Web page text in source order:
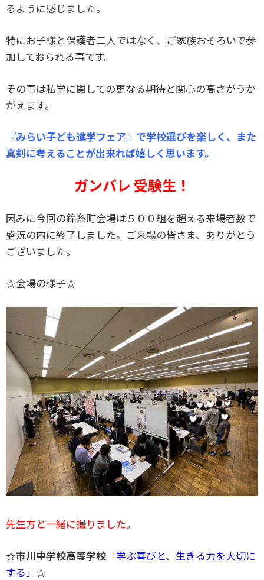
るように感じました。
特にお子様と保護者二人ではなく、ご家族おそろいで参
加しておられる事です。
その事は私学に関しての更なる期待と関心の高さがうか
がえます。
『みらい子ども進学フェア』で学校選びを楽しく、また
真剣に考えることが出来れば嬉しく思います。
ガンバレ 受験生！
因みに今回の錦糸町会場は５００組を超える来場者数で
盛況の内に終了しました。ご来場の皆さま、ありがとう
ございました。
☆会場の様子☆
先生方と一緒に撮りました。
☆市川中学校高等学校 「学ぶ喜びと、生きる力を大切に
する」 ☆